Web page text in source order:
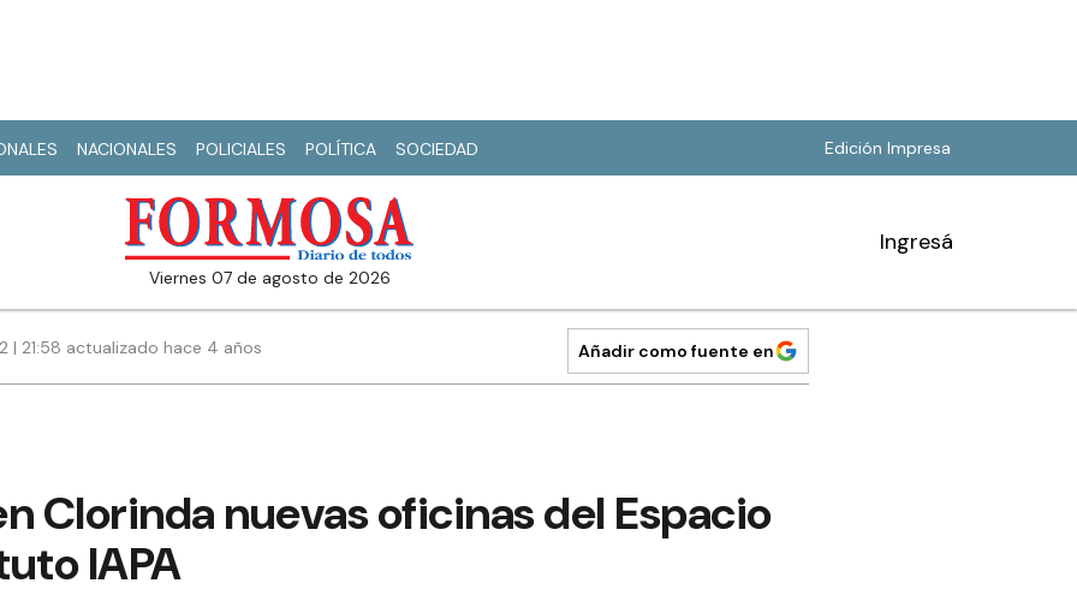
NACIONALES POLICIALES POLÍTICA SOCIEDAD Edición Impresa
viernes 07 de agosto de 2026
Ingresá
| 21:58 actualizado hace 4 años Añadir como fuente en
Clorinda nuevas oficinas del Espacio
IAPA